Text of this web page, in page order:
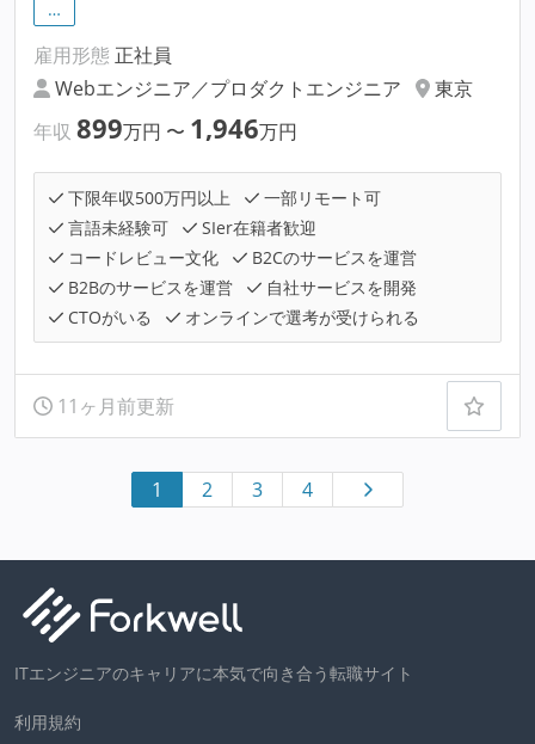
…
雇用形態 正社員
Webエンジニア／プロダクトエンジニア
東京
年収 899万円 〜 1,946万円
下限年収500万円以上
一部リモート可
言語未経験可
SIer在籍者歓迎
コードレビュー文化
B2Cのサービスを運営
B2Bのサービスを運営
自社サービスを開発
CTOがいる
オンラインで選考が受けられる
11ヶ月前更新
1 2 3 4
ITエンジニアのキャリアに本気で向き合う転職サイト
利用規約